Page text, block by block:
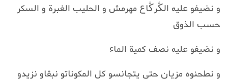
و نضيفو عليه الڭرڭاع مهرمش و الحليب الغبرة و السكر
حسب الذوق
و نضيفو عليه نصف كمية الماء
و نطحنوه مزيان حتى يتجانسو كل المكوناتو نبقاو نزيدو